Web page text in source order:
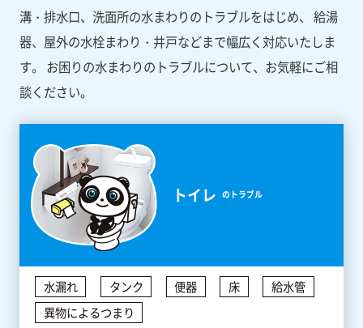
溝・排水口、洗面所の水まわりのトラブルをはじめ、 給湯
器、屋外の水栓まわり・井戸などまで幅広く対応いたしま
す。 お困りの水まわりのトラブルについて、お気軽にご相
談ください。
トイレ のトラブル
水漏れ タンク 便器 床
給水管
異物によるつまり